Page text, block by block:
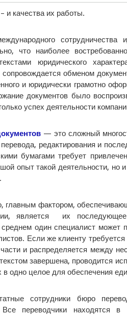
и качества их работы.
что наиболее
юридического
сопровождается обменом
и юридически грамотно
документов было
успех деятельности
— это сложный
редактирования и
бумагами требует
опыт такой деятельности, но
главным фактором,
является их
один специалист может
Если же клиенту
и распределяется между
завершена, проводится
в одно целое для обеспечения
сотрудники бюро
Все переводчики находятся